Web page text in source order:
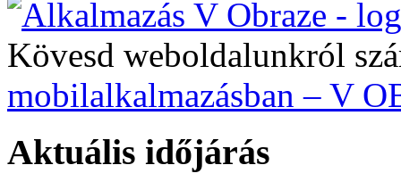
Kövesd weboldalunkról
mobilalkalmazásban – V
Aktuális időjárás